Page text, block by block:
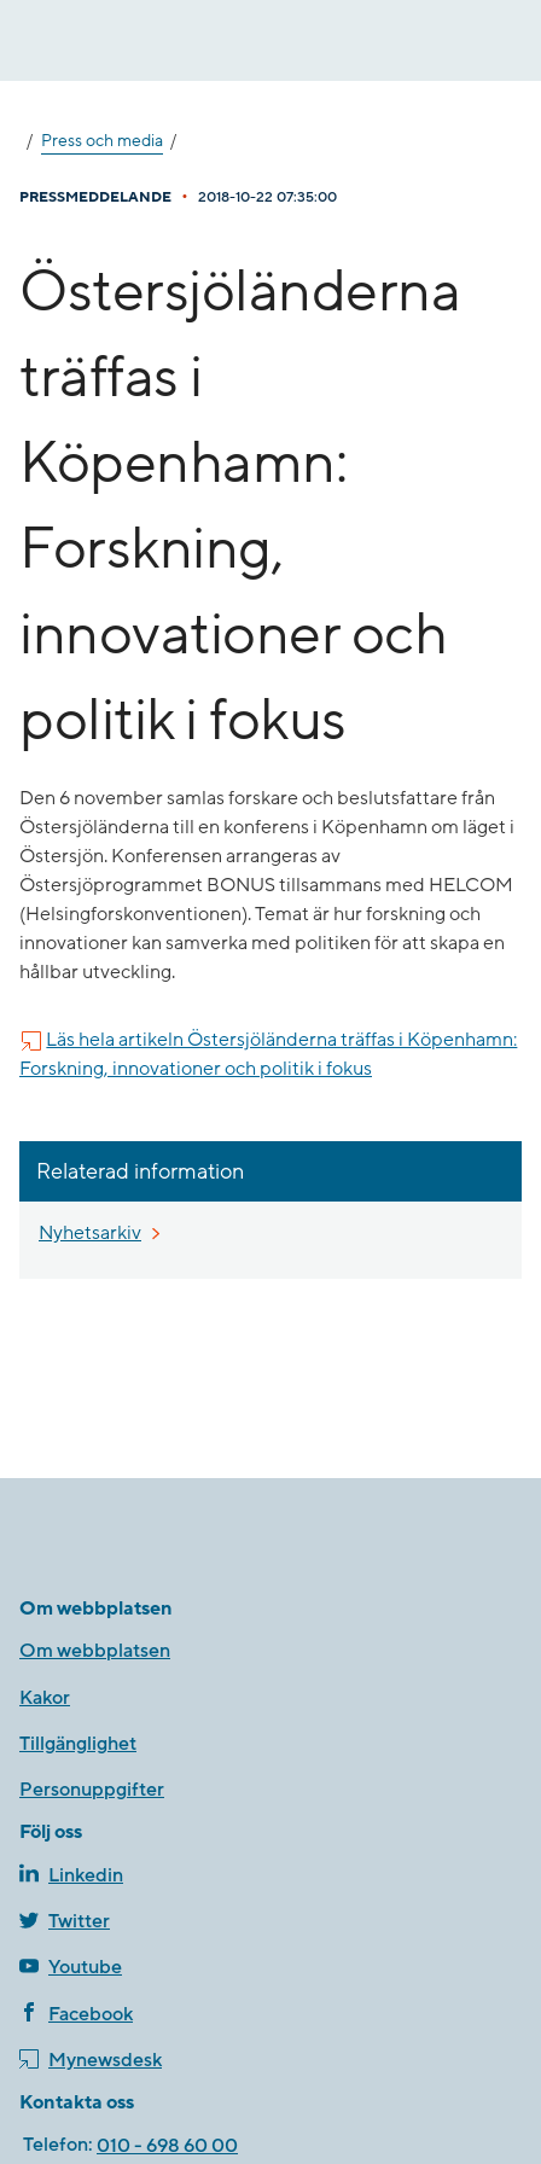
Press och media
PRESSMEDDELANDE • 2018-10-22 07:35:00
Östersjöländerna
träffas i
Köpenhamn:
Forskning,
innovationer och
politik i fokus
Den 6 november samlas forskare och beslutsfattare från
Östersjöländerna till en konferens i Köpenhamn om läget i
Östersjön. Konferensen arrangeras av
Östersjöprogrammet BONUS tillsammans med HELCOM
(Helsingforskonventionen). Temat är hur forskning och
innovationer kan samverka med politiken för att skapa en
hållbar utveckling.
Läs hela artikeln Östersjöländerna träffas i Köpenhamn:
Forskning, innovationer och politik i fokus
Relaterad information
Nyhetsarkiv
Om webbplatsen
Om webbplatsen
Kakor
Tillgänglighet
Personuppgifter
Följ oss
Linkedin
Twitter
Youtube
Facebook
Mynewsdesk
Kontakta oss
Telefon: 010 - 698 60 00